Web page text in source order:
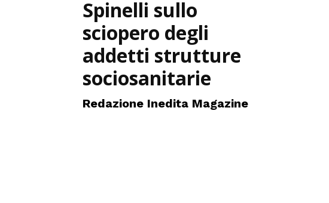
Spinelli sullo
sciopero degli
addetti strutture
sociosanitarie
Redazione Inedita Magazine